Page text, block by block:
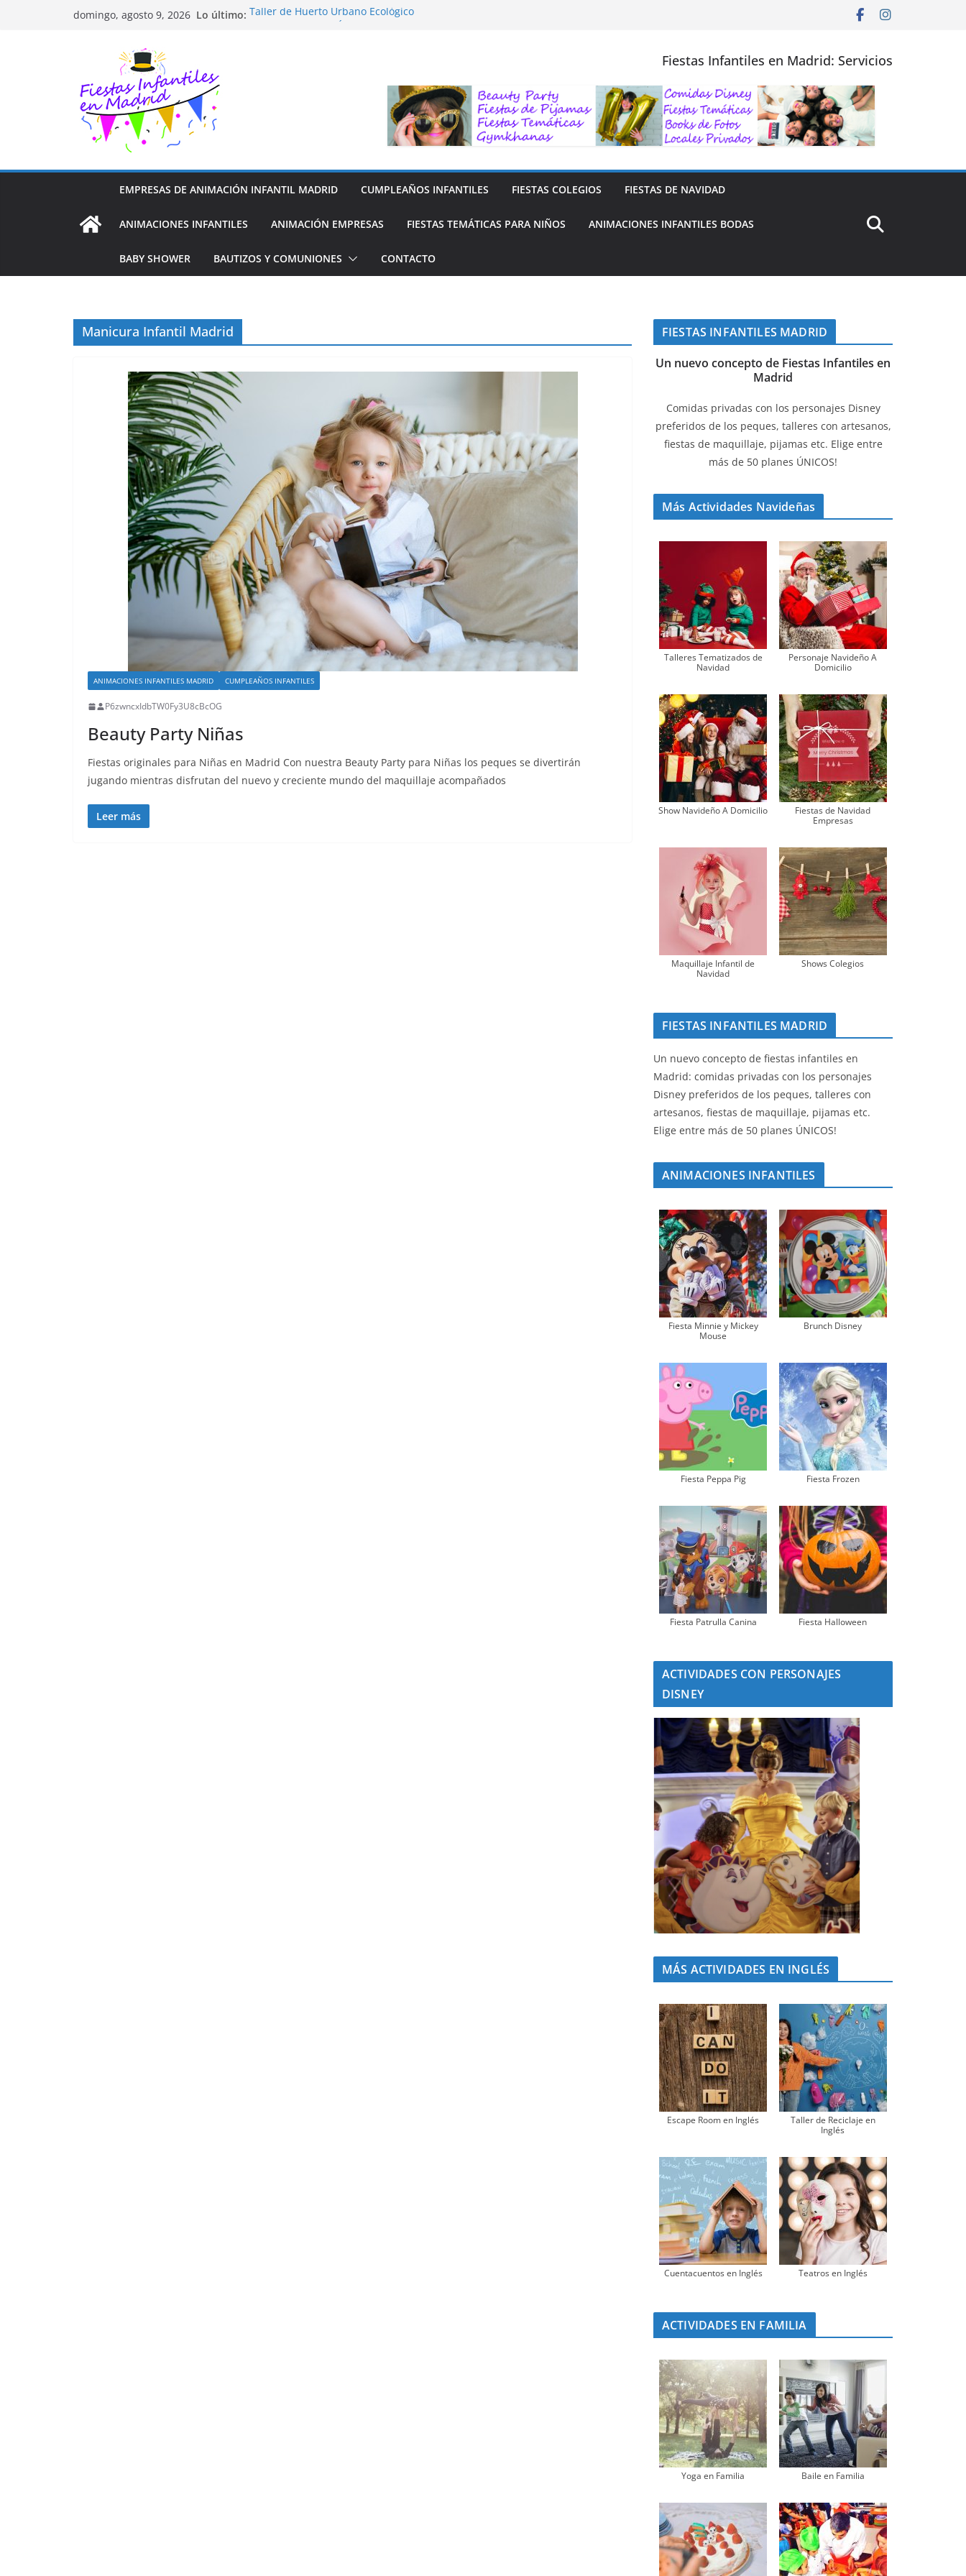
domingo, agosto 9, 2026 Lo último: Taller de Huerto Urbano Ecológico
Fiestas Infantiles en Madrid: Servicios
EMPRESAS DE ANIMACIÓN INFANTIL MADRID CUMPLEAÑOS INFANTILES FIESTAS COLEGIOS FIESTAS DE NAVIDAD
ANIMACIONES INFANTILES ANIMACIÓN EMPRESAS FIESTAS TEMÁTICAS PARA NIÑOS ANIMACIONES INFANTILES BODAS
BABY SHOWER BAUTIZOS Y COMUNIONES CONTACTO
Manicura Infantil Madrid
ANIMACIONES INFANTILES MADRID CUMPLEAÑOS INFANTILES
P6zwncxIdbTW0Fy3U8cBcOG
Beauty Party Niñas
Fiestas originales para Niñas en Madrid Con nuestra Beauty Party para Niñas los peques se divertirán
jugando mientras disfrutan del nuevo y creciente mundo del maquillaje acompañados
Leer más
FIESTAS INFANTILES MADRID
Un nuevo concepto de Fiestas Infantiles en
Madrid
Comidas privadas con los personajes Disney
preferidos de los peques, talleres con artesanos,
fiestas de maquillaje, pijamas etc. Elige entre
más de 50 planes ÚNICOS!
Más Actividades Navideñas
Talleres Tematizados de
Navidad
Personaje Navideño A
Domicilio
Show Navideño A Domicilio
Fiestas de Navidad
Empresas
Maquillaje Infantil de
Navidad
Shows Colegios
FIESTAS INFANTILES MADRID
Un nuevo concepto de fiestas infantiles en
Madrid: comidas privadas con los personajes
Disney preferidos de los peques, talleres con
artesanos, fiestas de maquillaje, pijamas etc.
Elige entre más de 50 planes ÚNICOS!
ANIMACIONES INFANTILES
Fiesta Minnie y Mickey
Mouse
Brunch Disney
Fiesta Peppa Pig Fiesta Frozen
Fiesta Patrulla Canina Fiesta Halloween
ACTIVIDADES CON PERSONAJES
DISNEY
MÁS ACTIVIDADES EN INGLÉS
Escape Room en Inglés
Taller de Reciclaje en
Inglés
Cuentacuentos en Inglés Teatros en Inglés
ACTIVIDADES EN FAMILIA
Yoga en Familia Baile en Familia